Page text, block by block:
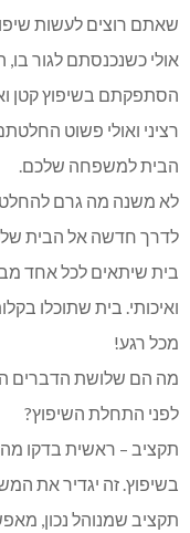
שאתם רוצים לעשות
אולי כשנכנסתם לגור
הסתפקתם בשיפוץ קטן
רציני ואולי פשוט
הבית למשפחה שלכם.
לא משנה מה גרם
לדרך חדשה אל הבית
בית שיתאים לכל אחד
ואיכותי. בית שתוכלו
מכל רגע!
מה הם שלושת הדברים
לפני התחלת השיפוץ?
תקציב – ראשית בדקו
בשיפוץ. זה יגדיר את
תקציב שמנוהל נכון,